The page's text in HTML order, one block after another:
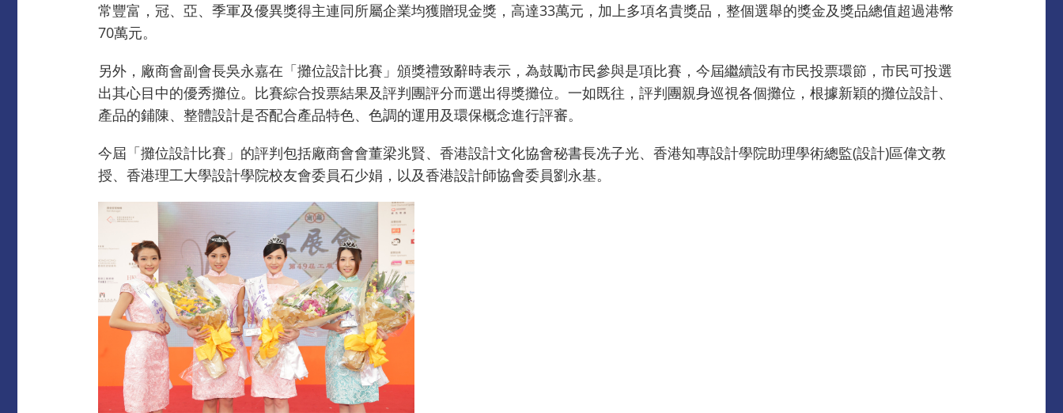
常豐富，冠、亞、季軍及優異獎得主連同所屬企業均獲贈現金獎，高達33萬元，加上多項名貴獎品，整個選舉的獎金及獎品總值超過港幣
70萬元。
另外，廠商會副會長吳永嘉在「攤位設計比賽」頒獎禮致辭時表示，為鼓勵市民參與是項比賽，今屆繼續設有市民投票環節，市民可投選
出其心目中的優秀攤位。比賽綜合投票結果及評判團評分而選出得獎攤位。一如既往，評判團親身巡視各個攤位，根據新穎的攤位設計、
產品的鋪陳、整體設計是否配合產品特色、色調的運用及環保概念進行評審。
今屆「攤位設計比賽」的評判包括廠商會會董梁兆賢、香港設計文化協會秘書長冼子光、香港知專設計學院助理學術總監(設計)區偉文教
授、香港理工大學設計學院校友會委員石少娟，以及香港設計師協會委員劉永基。